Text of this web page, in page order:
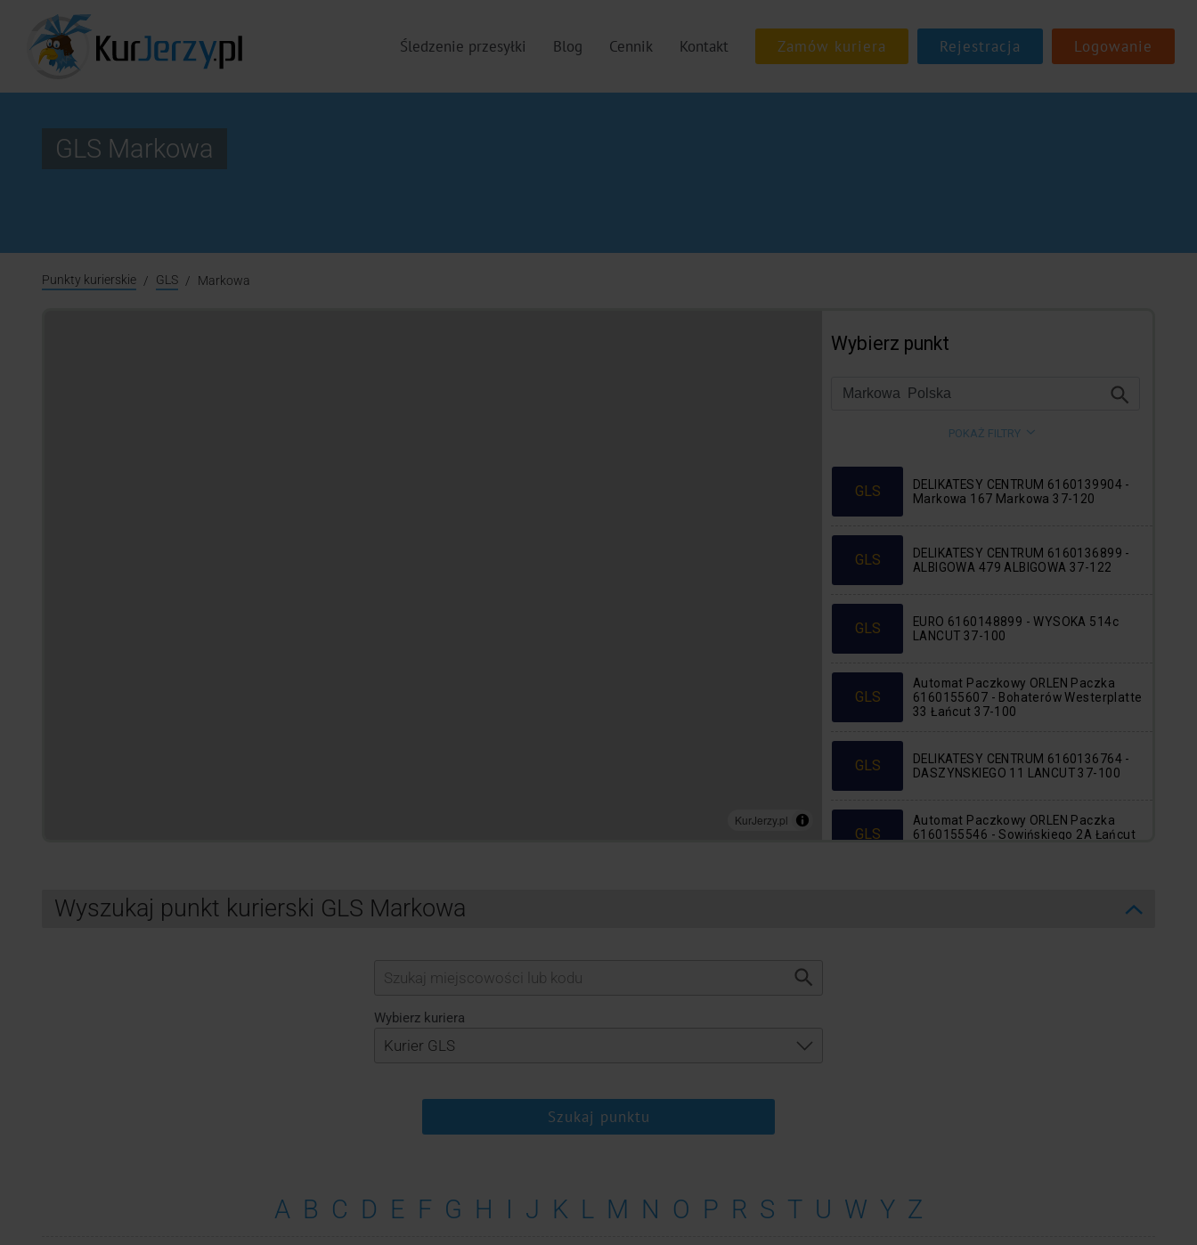
Śledzenie przesyłki Blog Cennik Kontakt Rejestracja Logowanie
GLS Markowa
Punkty kurierskie GLS Markowa
Wyszukaj punkt kurierski GLS Markowa
Wybierz kuriera
Szukaj punktu
A B C D E F G H I J K L M N O P R S T U W Y Z